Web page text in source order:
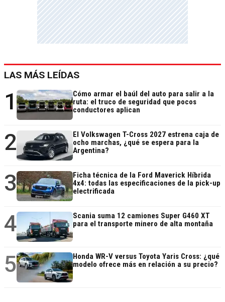
LAS MÁS LEÍDAS
1
Cómo armar el baúl del auto para salir a la
ruta: el truco de seguridad que pocos
conductores aplican
2
El Volkswagen T-Cross 2027 estrena caja de
ocho marchas, ¿qué se espera para la
Argentina?
3
Ficha técnica de la Ford Maverick Híbrida
4x4: todas las especificaciones de la pick-up
electrificada
4
Scania suma 12 camiones Super G460 XT
para el transporte minero de alta montaña
5
Honda WR-V versus Toyota Yaris Cross: ¿qué
modelo ofrece más en relación a su precio?